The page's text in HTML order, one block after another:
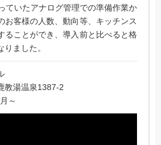
ていたアナログ管理での準備作業か
お客様の人数、動向等、キッチンス
ることができ、導入前と比べると格
ました。
教湯温泉1387-2
～